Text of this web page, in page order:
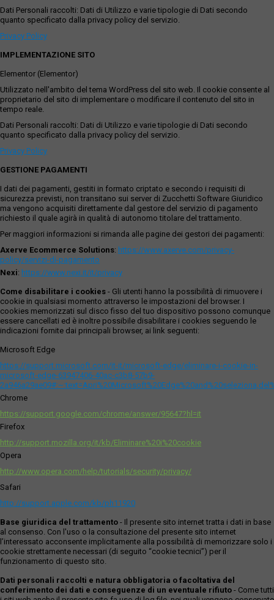
Dati Personali raccolti: Dati di Utilizzo e varie tipologie di Dati secondo
quanto specificato dalla privacy policy del servizio.
Privacy Policy
IMPLEMENTAZIONE SITO
Elementor (Elementor)
Utilizzato nell'ambito del tema WordPress del sito web. Il cookie consente al
proprietario del sito di implementare o modificare il contenuto del sito in
tempo reale.
Dati Personali raccolti: Dati di Utilizzo e varie tipologie di Dati secondo
quanto specificato dalla privacy policy del servizio.
Privacy Policy
GESTIONE PAGAMENTI
I dati dei pagamenti, gestiti in formato criptato e secondo i requisiti di
sicurezza previsti, non transitano sui server di Zucchetti Software Giuridico
ma vengono acquisiti direttamente dal gestore del servizio di pagamento
richiesto il quale agirà in qualità di autonomo titolare del trattamento.
Per maggiori informazioni si rimanda alle pagine dei gestori dei pagamenti:
Axerve Ecommerce Solutions: https://www.axerve.com/privacy-
policy/servizi-di-pagamento
Nexi: https://www.nexi.it/it/privacy
Come disabilitare i cookies - Gli utenti hanno la possibilità di rimuovere i
cookie in qualsiasi momento attraverso le impostazioni del browser. I
cookies memorizzati sul disco fisso del tuo dispositivo possono comunque
essere cancellati ed è inoltre possibile disabilitare i cookies seguendo le
indicazioni fornite dai principali browser, ai link seguenti:
Microsoft Edge
https://support.microsoft.com/it-it/microsoft-edge/eliminare-i-cookie-in-
microsoft-edge-63947406-40ac-c3b8-57b9-
Chrome
https://support.google.com/chrome/answer/95647?hl=it
Firefox
http://support.mozilla.org/it/kb/Eliminare%20i%20cookie
Opera
http://www.opera.com/help/tutorials/security/privacy/
Safari
http://support.apple.com/kb/ph11920
Base giuridica del trattamento - Il presente sito internet tratta i dati in base
al consenso. Con l'uso o la consultazione del presente sito internet
l’interessato acconsente implicitamente alla possibilità di memorizzare solo i
cookie strettamente necessari (di seguito “cookie tecnici”) per il
funzionamento di questo sito.
Dati personali raccolti e natura obbligatoria o facoltativa del
conferimento dei dati e conseguenze di un eventuale rifiuto - Come tutti